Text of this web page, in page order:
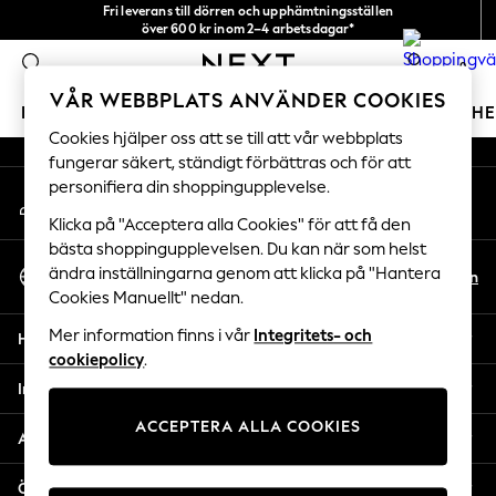
Fri leverans till dörren och upphämtningsställen
över 600 kr inom 2–4 arbetsdagar*
0
FLICKOR POJKAR BABY DAMER HERRAR
GIRLS
New In
50 - 92cm
98 - 110cm
116 - 134cm
140 - 174cm
Trending: Top & Short Sets
Trending: Clogs
All Clothing
Coats & Jackets
Sweatshirts & Hoodies
An error occurred on client
Våra sociala nätverk
Mitt konto
Logga in på ditt konto
Välj Språk
Svenska
Sv En
Hjälp
Integritet & Juridik
Avdelningar
Övriga tjänster
VÅR WEBBPLATS ANVÄNDER COOKIES
Cookies hjälper oss att se till att vår webbplats
fungerar säkert, ständigt förbättras och för att
personifiera din shoppingupplevelse.
Klicka på "Acceptera alla Cookies" för att få den
bästa shoppingupplevelsen. Du kan när som helst
ändra inställningarna genom att klicka på "Hantera
Cookies Manuellt" nedan.
Mer information finns i vår Integritets- och
cookiepolicy.
ACCEPTERA ALLA COOKIES